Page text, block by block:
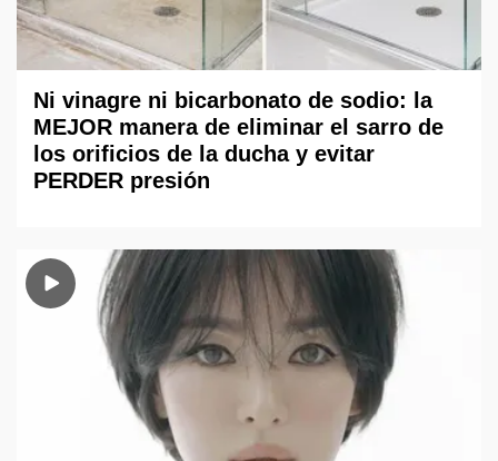
Ni vinagre ni bicarbonato de sodio: la
MEJOR manera de eliminar el sarro de
los orificios de la ducha y evitar
PERDER presión